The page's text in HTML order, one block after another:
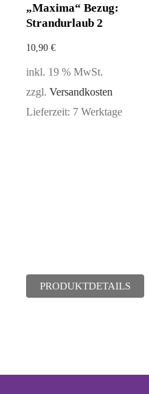
„Maxima“ Bezug:
Strandurlaub 2
10,90 €
inkl. 19 % MwSt.
zzgl. Versandkosten
Lieferzeit: 7 Werktage
PRODUKTDETAILS